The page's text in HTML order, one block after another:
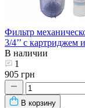
Фильтр
3/4’’ с картриджем
В наличии
1
905 грн
В корзину